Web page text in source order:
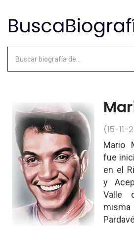
(15-11-
Mario
fue
en el
y
Valle